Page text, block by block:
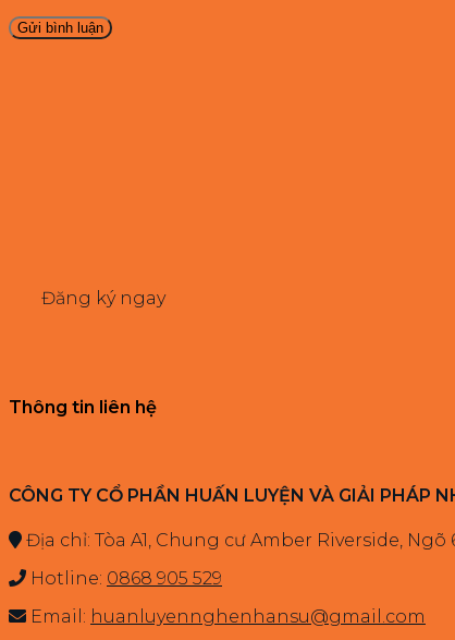
Đăng ký ngay
Thông tin liên hệ
CÔNG TY CỔ PHẦN HUẤN LUYỆN VÀ GIẢI PHÁP
Địa chỉ: Tòa A1, Chung cư Amber Riverside,
Hotline: 0868 905 529
Email: huanluyennghenhansu@gmail.com